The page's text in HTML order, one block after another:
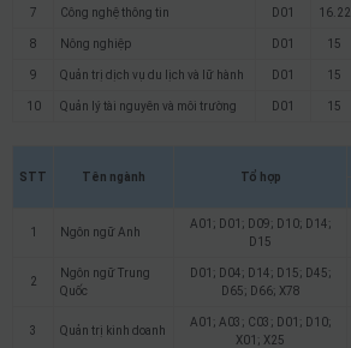
7 Công nghệ thông tin D01 16.22
8 Nông nghiệp D01 15
9 Quản trị dịch vụ du lịch và lữ hành D01 15
10 Quản lý tài nguyên và môi trường D01 15
STT Tên ngành Tổ hợp
1 Ngôn ngữ Anh
A01; D01; D09; D10; D14;
D15
2
Ngôn ngữ Trung
Quốc
D01; D04; D14; D15; D45;
D65; D66; X78
3 Quản trị kinh doanh
A01; A03; C03; D01; D10;
X01; X25